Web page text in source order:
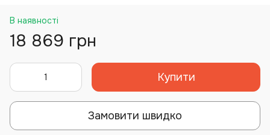
В наявності
18 869 грн
Купити
Замовити швидко